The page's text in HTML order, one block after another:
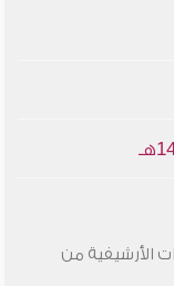
الأرشيفية من